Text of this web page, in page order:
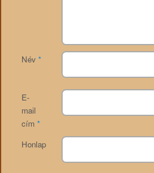
Név *
E-
mail
cím *
Honlap